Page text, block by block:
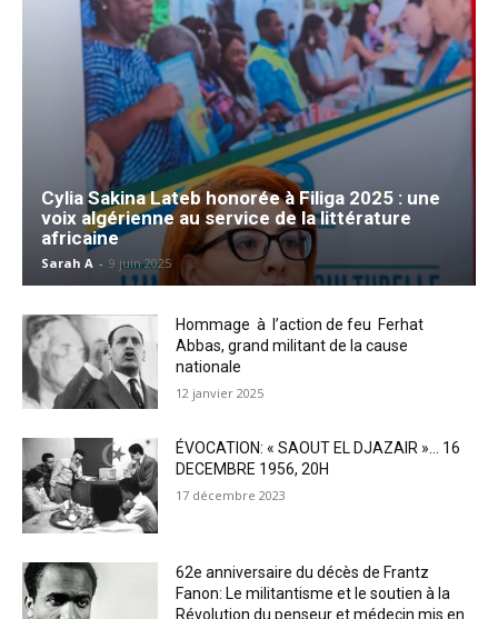
Cylia Sakina Lateb honorée à Filiga 2025 : une
voix algérienne au service de la littérature
africaine
Sarah A - 9 juin 2025
Hommage à l’action de feu Ferhat
Abbas, grand militant de la cause
nationale
12 janvier 2025
ÉVOCATION: « SAOUT EL DJAZAIR »… 16
DECEMBRE 1956, 20H
17 décembre 2023
62e anniversaire du décès de Frantz
Fanon: Le militantisme et le soutien à la
Révolution du penseur et médecin mis en